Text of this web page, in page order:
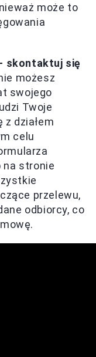
może to
skontaktuj się
możesz
swojego
Twoje
działem
celu
na stronie
przelewu,
odbiorcy, co